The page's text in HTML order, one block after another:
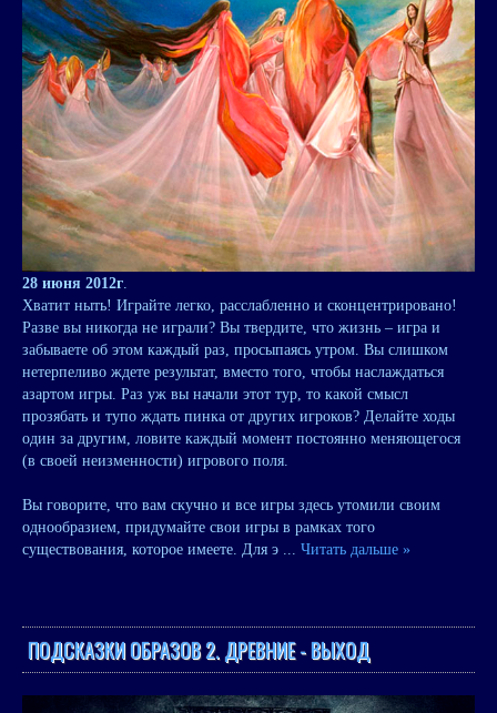
28 июня 2012г.
Хватит ныть! Играйте легко, расслабленно и сконцентрировано!
Разве вы никогда не играли? Вы твердите, что жизнь – игра и
забываете об этом каждый раз, просыпаясь утром. Вы слишком
нетерпеливо ждете результат, вместо того, чтобы наслаждаться
азартом игры. Раз уж вы начали этот тур, то какой смысл
прозябать и тупо ждать пинка от других игроков? Делайте ходы
один за другим, ловите каждый момент постоянно меняющегося
(в своей неизменности) игрового поля.
Вы говорите, что вам скучно и все игры здесь утомили своим
однообразием, придумайте свои игры в рамках того
существования, которое имеете. Для э ... Читать дальше »
ПОДСКАЗКИ ОБРАЗОВ 2. ДРЕВНИЕ - ВЫХОД